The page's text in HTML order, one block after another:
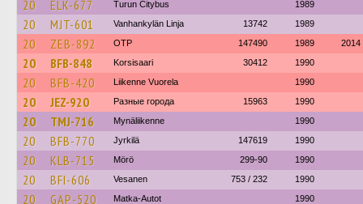
20 ELK-677 Turun Citybus 1989
20 MJT-601 Vanhankylän Linja 13742 1989
20 ZEB-892 OTP 147490 1989 2014
20 BFB-848 Korsisaari 30412 1990
20 BFB-420 Liikenne Vuorela 1990
20 JEZ-920 Разные города 15963 1990
20 TMJ-716 Mynäliikenne 1990
20 BFB-770 Jyrkilä 147619 1990
20 KLB-715 Mörö 299-90 1990
20 BFI-606 Vesanen 753 / 232 1990
20 GAP-520 Matka-Autot 1990